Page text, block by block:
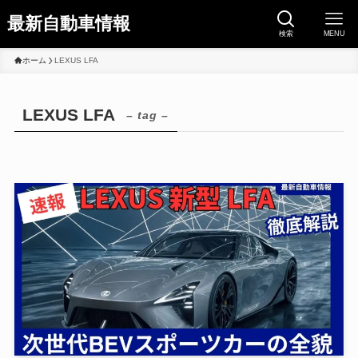
最新自動車情報 検索 MENU
ホーム LEXUS LFA
LEXUS LFA – tag –